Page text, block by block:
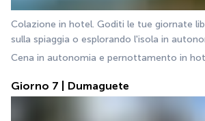
Colazione in hotel. Goditi le tue giornate
sulla spiaggia o esplorando l'isola in
Cena in autonomia e pernottamento in
Giorno 7 | Dumaguete